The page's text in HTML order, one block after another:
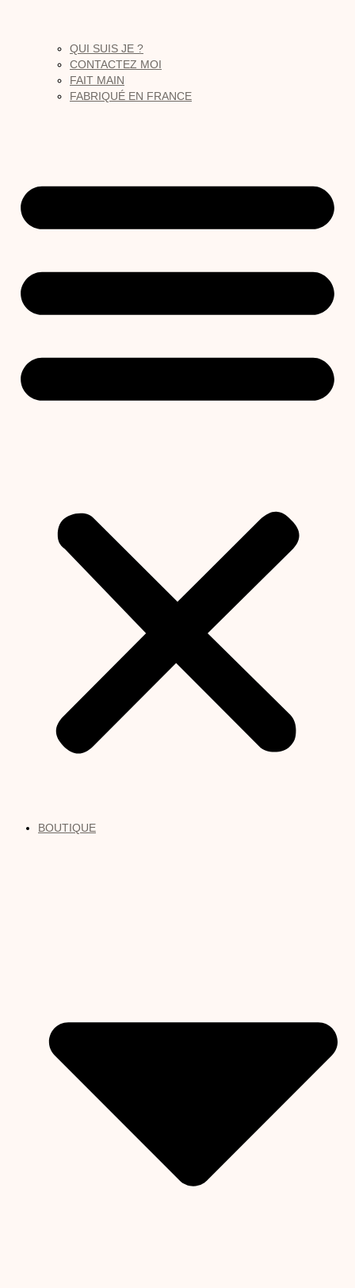
QUI SUIS JE ?
CONTACTEZ MOI
FAIT MAIN
FABRIQUÉ EN FRANCE
BOUTIQUE